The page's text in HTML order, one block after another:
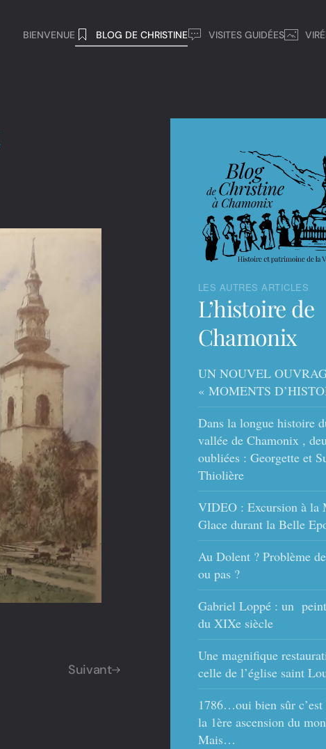
BIENVENUE BLOG DE CHRISTINE VISITES GUIDÉES
Suivant
LES AUTRES ARTICLES
L’histoire de
Chamonix
UN NOUVEL
« MOMENTS
Dans la longue histoire
vallée de Chamonix ,
oubliées : Georgette et
Thiolière
VIDEO : Excursion à la
Glace durant la Belle
Au Dolent ? Problème
ou pas ?
Gabriel Loppé : un
du XIXe siècle
Une magnifique
celle de l’église saint
1786…oui bien sûr c’est
la 1ère ascension du
Mais…